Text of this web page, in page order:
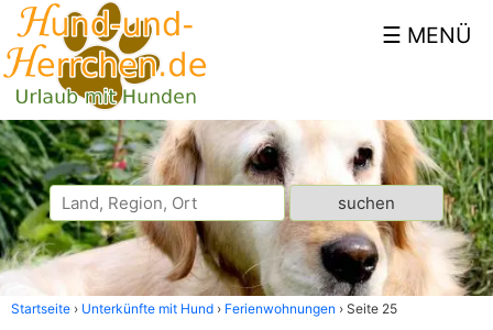
Startseite Unterkünfte mit Hund Ferienwohnungen Seite 25